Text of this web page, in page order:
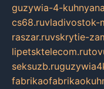
guzywia-4-
cs68.ruvladivostok-
raszar.ruvskrytie-
lipetsktelecom.ru
seksuzb.ru